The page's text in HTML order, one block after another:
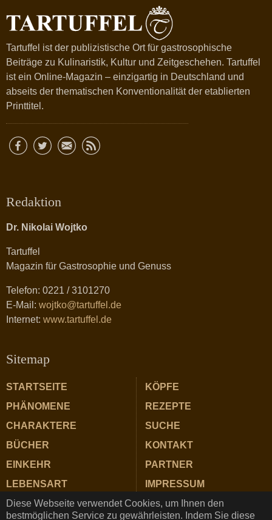
Diese Webseite verwendet Cookies, um Ihnen den
bestmöglichen Service zu gewährleisten. Indem Sie diese
Tartuffel ist der publizistische Ort für gastrosophische
Beiträge zu Kulinaristik, Kultur und Zeitgeschehen. Tartuffel
ist ein Online-Magazin – einzigartig in Deutschland und
abseits der thematischen Konventionalität der etablierten
Printtitel.
Redaktion
Dr. Nikolai Wojtko
Tartuffel
Magazin für Gastrosophie und Genuss
Telefon: 0221 / 3101270
E-Mail: wojtko@tartuffel.de
Internet: www.tartuffel.de
Sitemap
STARTSEITE
PHÄNOMENE
CHARAKTERE
BÜCHER
EINKEHR
LEBENSART
ZUTATEN
KÖPFE
REZEPTE
SUCHE
KONTAKT
PARTNER
IMPRESSUM
DATENSCHUTZ